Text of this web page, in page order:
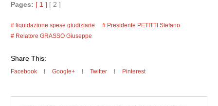
Pages: [ 1 ] [ 2 ]
liquidazione spese giudiziarie
Presidente PETITTI Stefano
Relatore GRASSO Giuseppe
Share This:
Facebook Google+ Twitter Pinterest